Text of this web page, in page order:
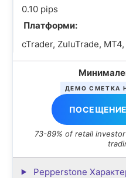
0.10 pips
Платформи:
cTrader, ZuluTrade,
ДЕМО СМЕТКА
ПОСЕЩЕНИЕ
73-89% of retail
Pepperstone